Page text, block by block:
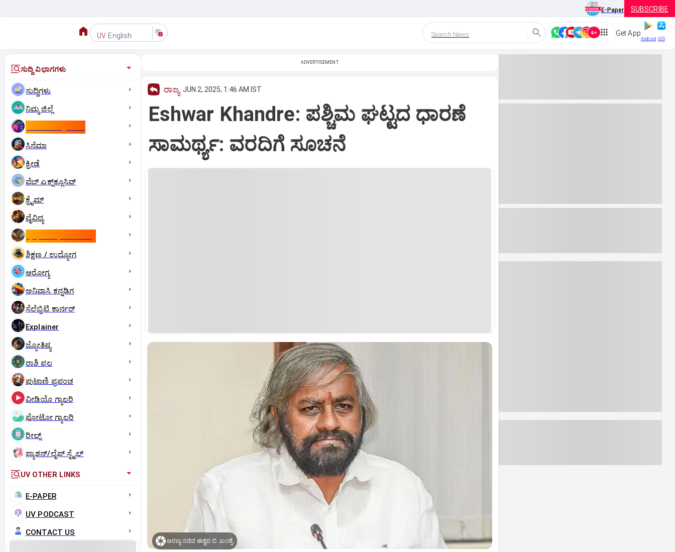
E-Paper SUBSCRIBE
UV English Search News Get App
Android iOS
ಸುದ್ದಿ ವಿಭಾಗಗಳು
ಸುದ್ದಿಗಳು
ನಿಮ್ಮ ಜಿಲ್ಲೆ
ಸಿನೆಮಾ
ಕ್ರೀಡೆ
ವೆಬ್ ಎಕ್ಸ್‌ಕ್ಲೂಸಿವ್
ಕ್ರೈಮ್
ವೈವಿಧ್ಯ
ಶಿಕ್ಷಣ / ಉದ್ಯೋಗ
ಆರೋಗ್ಯ
ಅನಿವಾಸಿ ಕನ್ನಡಿಗ
ಸೆಲೆಬ್ರಿಟಿ ಕಾರ್ನರ್‌
Explainer
ಜ್ಯೋತಿಷ್ಯ
ರಾಶಿ ಫಲ
ಪುಟಾಣಿ ಪ್ರಪಂಚ
ವೀಡಿಯೊ ಗ್ಯಾಲರಿ
ಫೋಟೋ ಗ್ಯಾಲರಿ
ರೀಲ್ಸ್
ಫ್ಯಾಶನ್/ಲೈಫ್‌ ಸ್ಟೈಲ್
UV OTHER LINKS
E-PAPER
UV PODCAST
CONTACT US
ADVERTISEMENT
ರಾಜ್ಯ JUN 2, 2025, 1:46 AM IST
Eshwar Khandre: ಪಶ್ಚಿಮ ಘಟ್ಟದ ಧಾರಣೆ
ಸಾಮರ್ಥ್ಯ: ವರದಿಗೆ ಸೂಚನೆ
ಅರಣ್ಯ ಸಚಿವ ಈಶ್ವರ ಬಿ. ಖಂಡ್ರೆ.